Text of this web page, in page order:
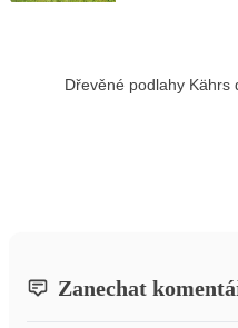
Dřevěné podlahy Kährs
Zanechat